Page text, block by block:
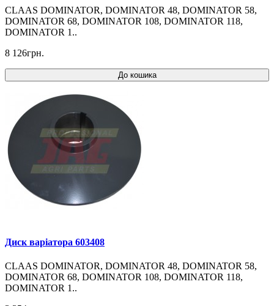
CLAAS DOMINATOR, DOMINATOR 48, DOMINATOR 58,
DOMINATOR 68, DOMINATOR 108, DOMINATOR 118,
DOMINATOR 1..
8 126грн.
До кошика
Диск варіатора 603408
CLAAS DOMINATOR, DOMINATOR 48, DOMINATOR 58,
DOMINATOR 68, DOMINATOR 108, DOMINATOR 118,
DOMINATOR 1..